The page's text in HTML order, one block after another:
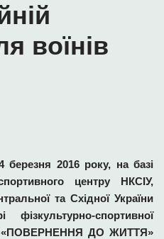
воїнів
2016 року, на базі
спортивного центру НКСІУ,
та Східної України
спортивної
«ПОВЕРНЕННЯ ДО ЖИТТЯ»